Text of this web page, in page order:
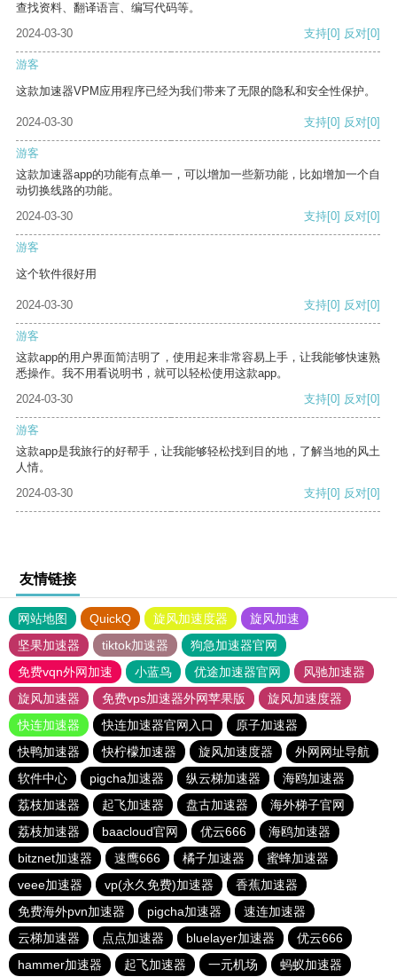
查找资料、翻译语言、编写代码等。
2024-03-30
支持[0] 反对[0]
游客
这款加速器VPM应用程序已经为我们带来了无限的隐私和安全性保护。
2024-03-30 支持[0] 反对[0]
游客
这款加速器app的功能有点单一，可以增加一些新功能，比如增加一个自
动切换线路的功能。
2024-03-30
支持[0] 反对[0]
游客
这个软件很好用
2024-03-30 支持[0] 反对[0]
游客
这款app的用户界面简洁明了，使用起来非常容易上手，让我能够快速熟
悉操作。我不用看说明书，就可以轻松使用这款app。
2024-03-30
支持[0] 反对[0]
游客
这款app是我旅行的好帮手，让我能够轻松找到目的地，了解当地的风土
人情。
2024-03-30
支持[0] 反对[0]
友情链接
网站地图 QuickQ 旋风加速度器
旋风加速
坚果加速器
tiktok加速器
狗急加速器官网
免费vqn外网加速
小蓝鸟 优途加速器官网
风驰加速器
旋风加速器
免费vps加速器外网苹果版
旋风加速度器
快连加速器
快连加速器官网入口
原子加速器
快鸭加速器
快柠檬加速器 旋风加速度器
外网网址导航
软件中心
pigcha加速器 纵云梯加速器
海鸥加速器
荔枝加速器
起飞加速器 盘古加速器
海外梯子官网
荔枝加速器
baacloud官网 优云666
海鸥加速器
bitznet加速器
速鹰666 橘子加速器
蜜蜂加速器
veee加速器
vp(永久免费)加速器
香蕉加速器
免费海外pvn加速器
pigcha加速器
速连加速器
云梯加速器
点点加速器 bluelayer加速器
优云666
hammer加速器
起飞加速器 一元机场 蚂蚁加速器